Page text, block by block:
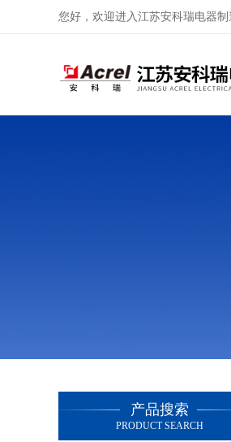
您好，欢迎进入江苏安科瑞电器制
产品搜索
PRODUCT SEARCH